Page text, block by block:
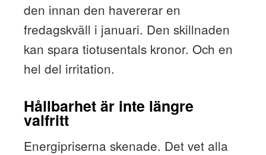
den innan den havererar en
fredagskväll i januari. Den skillnaden
kan spara tiotusentals kronor. Och en
hel del irritation.
Hållbarhet är inte längre
valfritt
Energipriserna skenade. Det vet alla